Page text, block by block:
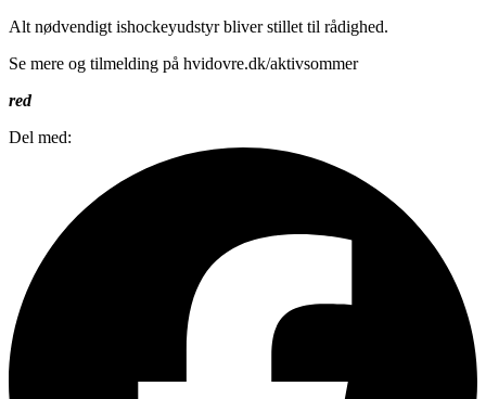
Alt nødvendigt ishockeyudstyr bliver stillet til rådighed.
Se mere og tilmelding på hvidovre.dk/aktivsommer
red
Del med: